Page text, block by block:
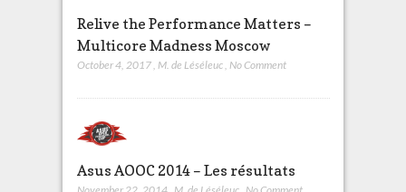
Relive the Performance Matters –
Multicore Madness Moscow
October 4, 2017 M. de Léséleuc No Comment
Asus AOOC 2014 – Les résultats